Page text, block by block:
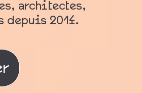
architectes,
depuis 2014.